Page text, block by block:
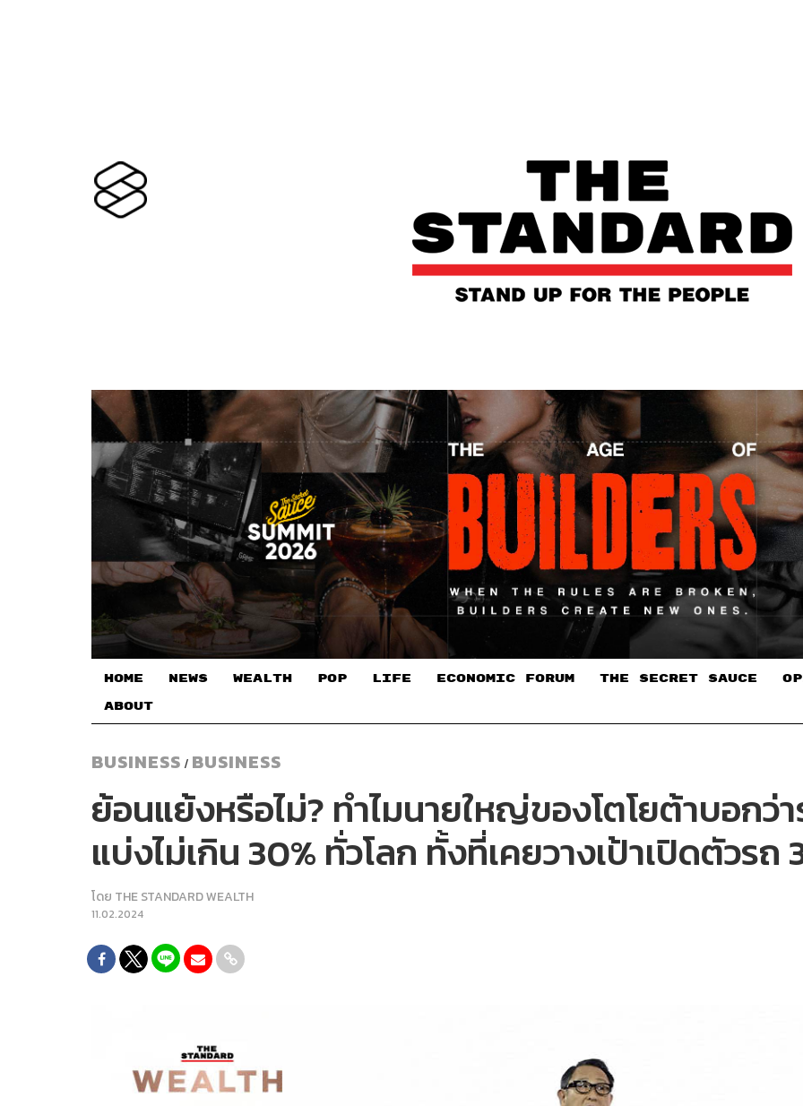
HOME NEWS WEALTH POP LIFE ECONOMIC FORUM THE SECRET SAUCE​
ABOUT
BUSINESS / BUSINESS
ย้อนแย้งหรือไม่? ทำไมนายใหญ่ของโตโยต้าบอกว่
แบ่งไม่เกิน 30% ทั่วโลก ทั้งที่เคยวางเป้าเปิดตัวร
โดย THE STANDARD WEALTH
11.02.2024